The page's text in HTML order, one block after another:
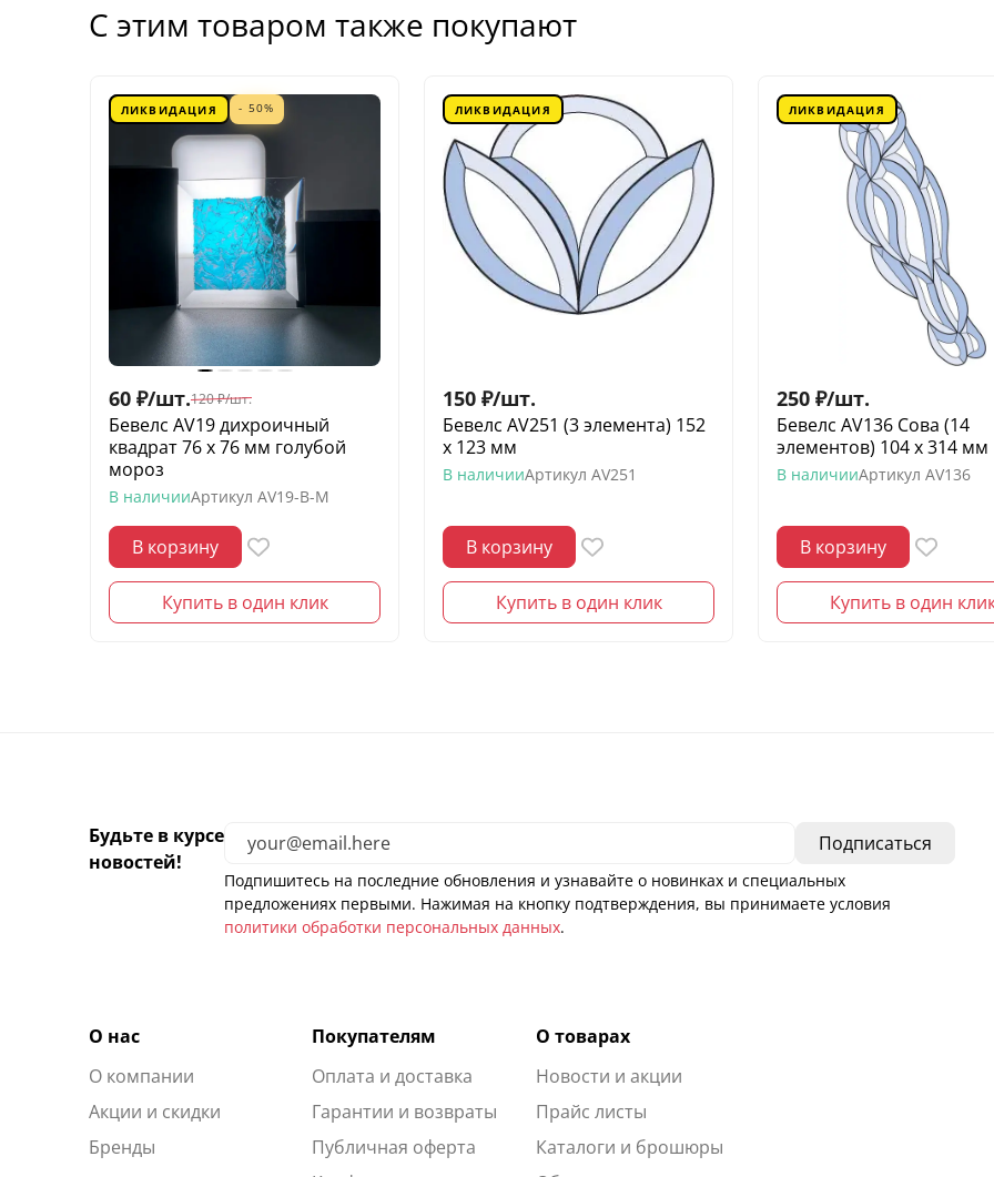
С этим товаром также покупают
ЛИКВИДАЦИЯ - 50%
60 ₽/шт.120 ₽/шт.
Бевелс AV19 дихроичный
квадрат 76 х 76 мм голубой
мороз
В наличииАртикул AV19-B-M
В корзину
Купить в один клик
ЛИКВИДАЦИЯ
150 ₽/шт.
Бевелс AV251 (3 элемента) 152
х 123 мм
В наличииАртикул AV251
В корзину
Купить в один клик
ЛИКВИДАЦИЯ
250 ₽/шт.
Бевелс AV136 Сова (14
элементов) 104 х 314 мм
В наличииАртикул AV136
В корзину
Купить в один
Будьте в курсе
новостей!
Подпишитесь на последние обновления и узнавайте о новинках и специальных
предложениях первыми. Нажимая на кнопку подтверждения, вы принимаете условия
политики обработки персональных данных.
О нас
О компании
Акции и скидки
Бренды
Покупателям
Оплата и доставка
Гарантии и возвраты
Публичная оферта
О товарах
Новости и акции
Прайс листы
Каталоги и брошюры